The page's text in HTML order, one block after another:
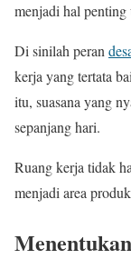
menjadi hal
Di sinilah peran
kerja yang tertata
itu, suasana yang
sepanjang hari.
Ruang kerja tidak
menjadi area